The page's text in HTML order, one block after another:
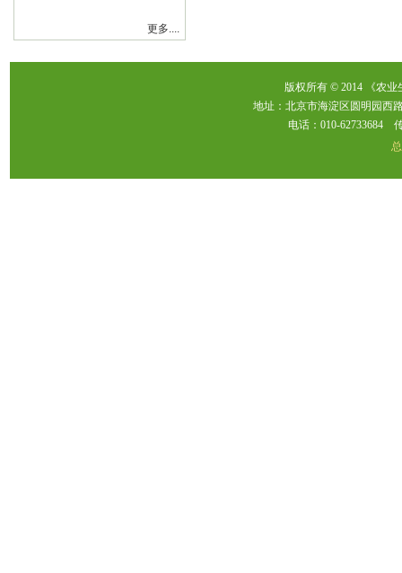
更多....
版权所有 © 2014 《农
地址：北京市海淀区圆明园西
电话：010-62733684